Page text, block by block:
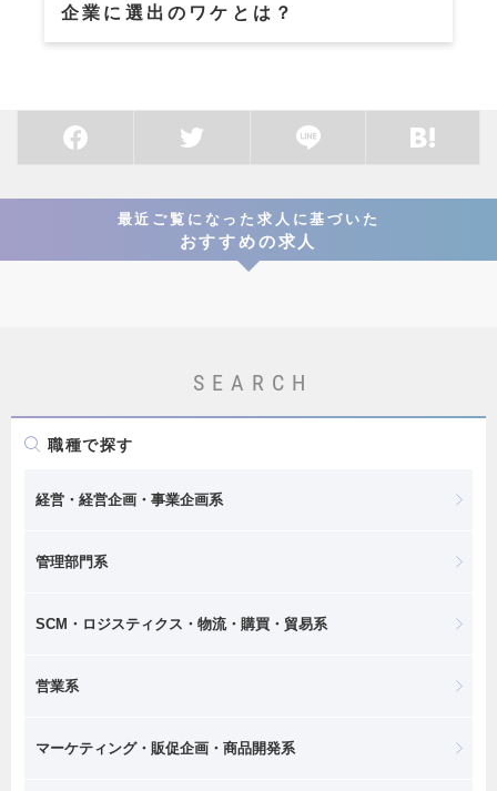
企業に選出のワケとは？
最近ご覧になった求人に基づいた
おすすめの求人
SEARCH
職種で探す
経営・経営企画・事業企画系
管理部門系
SCM・ロジスティクス・物流・購買・貿易系
営業系
マーケティング・販促企画・商品開発系